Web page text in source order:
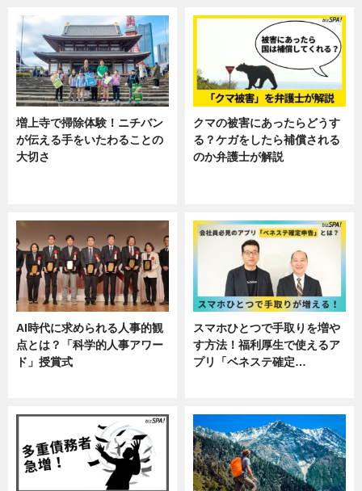
増上寺で掃除体験！ニチバン
が伝える手をいたわることの
大切さ
クマの被害にあったらどうす
る？ケガをしたら補償される
のか弁護士が解説
AI時代に求められる人事的観
点とは？「科学的人事アワー
ド」授賞式
スマホひとつで手取りを増や
す方法！福利厚生で使えるア
プリ「ベネステ確定…